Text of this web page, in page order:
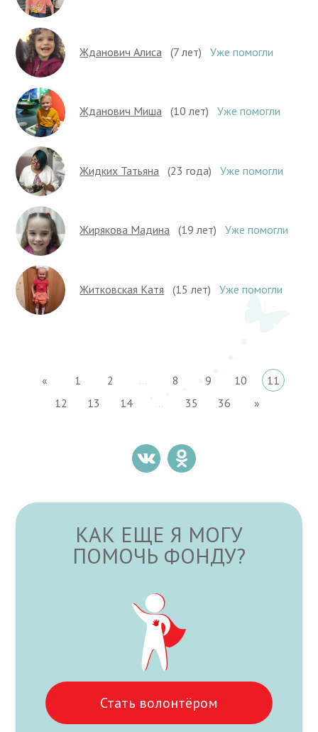
Жданович Алиса (7 лет) Уже помогли
Жданович Миша (10 лет) Уже помогли
Жидких Татьяна (23 года) Уже помогли
Жирякова Мадина (19 лет) Уже помогли
Житковская Катя (15 лет) Уже помогли
« 1 2 ... 8 9 10
11
12
13 14 ... 35 36 »
КАК ЕЩЕ Я МОГУ
ПОМОЧЬ ФОНДУ?
Стать волонтёром